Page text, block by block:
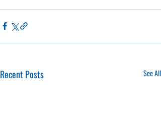
Recent Posts See All